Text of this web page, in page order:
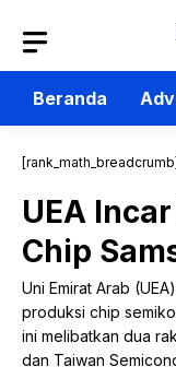
isi
Beranda
[rank_math_breadcrumb]
UEA
Chip
Uni Emirat Arab
produksi chip
ini melibatkan dua
dan Taiwan